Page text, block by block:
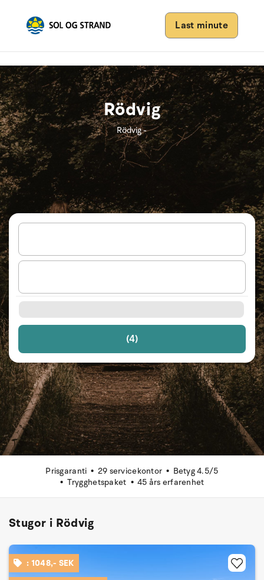
Last minute
(4)
Rödvig
Rödvig -
Prisgaranti 29 servicekontor
Betyg 4.5/5
Trygghetspaket
45 års erfarenhet
Stugor i Rödvig
: 1048,- SEK